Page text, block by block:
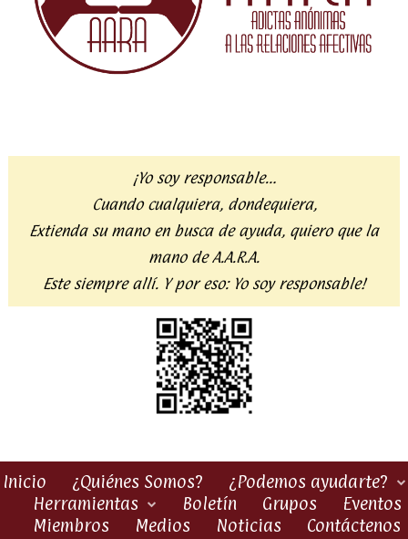
¡Yo soy responsable…
Cuando cualquiera, dondequiera,
Extienda su mano en busca de ayuda, quiero que la
mano de A.A.R.A.
Este siempre allí. Y por eso: Yo soy responsable!
Inicio ¿Quiénes Somos?
¿Podemos ayudarte?
Herramientas
Boletín Grupos
Eventos
Miembros
Medios Noticias Contáctenos